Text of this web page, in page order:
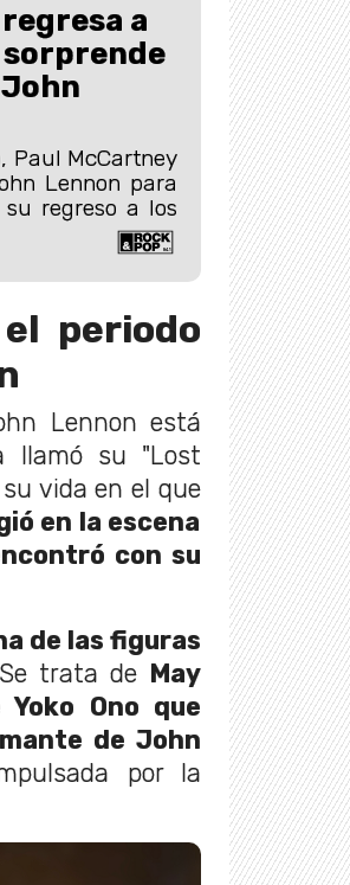
a
sorprende
Paul McCartney
Lennon para
regreso a los
periodo
Lennon está
llamó su "Lost
vida en el que
en la escena
con su
de las figuras
trata de May
Ono que
de John
por la